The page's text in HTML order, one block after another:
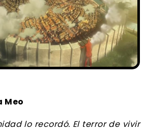
Meo
lo recordó. El terror de vivir